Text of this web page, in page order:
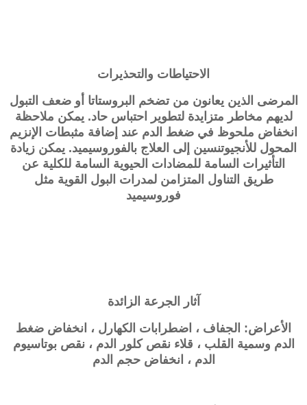
الاحتياطات والتحذيرات
المرضى الذين يعانون من تضخم البروستاتا أو ضعف التبول
لديهم مخاطر متزايدة لتطوير احتباس حاد. يمكن ملاحظة
انخفاض ملحوظ في ضغط الدم عند إضافة مثبطات الإنزيم
المحول للأنجيوتنسين إلى العلاج بالفوروسيميد. يمكن زيادة
التأثيرات السامة للمضادات الحيوية السامة للكلية عن
طريق التناول المتزامن لمدرات البول القوية مثل
فوروسيميد
آثار الجرعة الزائدة
الأعراض: الجفاف ، اضطرابات الكهارل ، انخفاض ضغط
الدم وسمية القلب ، قلاء نقص كلور الدم ، نقص بوتاسيوم
الدم ، انخفاض حجم الدم